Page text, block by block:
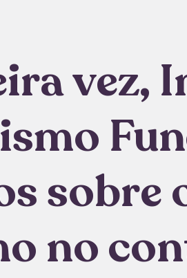
vez,
sobre
no